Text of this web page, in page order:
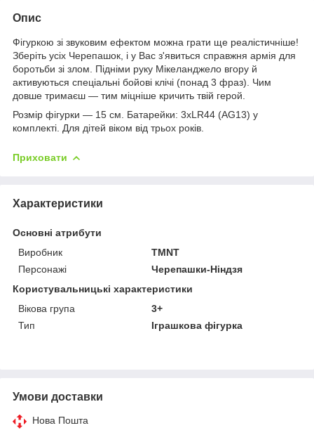
Опис
Фігуркою зі звуковим ефектом можна грати ще реалістичніше!
Зберіть усіх Черепашок, і у Вас з'явиться справжня армія для
боротьби зі злом. Підніми руку Мікеланджело вгору й
активуються спеціальні бойові клічі (понад 3 фраз). Чим
довше тримаєш — тим міцніше кричить твій герой.
Розмір фігурки — 15 см. Батарейки: 3хLR44 (AG13) у
комплекті. Для дітей віком від трьох років.
Приховати
Характеристики
Основні атрибути
Виробник
TMNT
Персонажі
Черепашки-Ніндзя
Користувальницькі характеристики
Вікова група
3+
Тип
Іграшкова фігурка
Умови доставки
Нова Пошта